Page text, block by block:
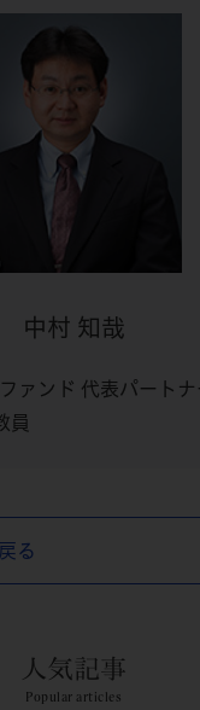
中村 知哉
ァンド 代表パートナ
員
る
人気記事
Popular articles